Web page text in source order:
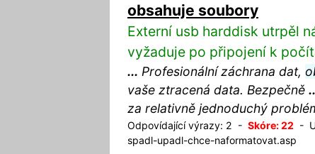
obsahuje soubory
Externí usb harddisk utrpěl
vyžaduje po připojení k
... Profesionální záchrana dat,
vaše ztracená data. Bezpečně
za relativně jednoduchý
Odpovídající výrazy: 2 - Skóre: 22-
spadl-upadl-chce-naformatovat.asp